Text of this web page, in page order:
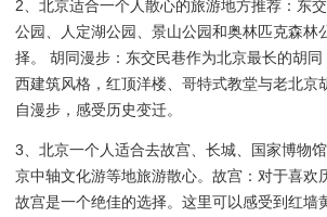
2、北京适合一个人散心的旅游地方推荐：东
公园、人定湖公园、景山公园和奥林匹克森林
择。 胡同漫步：东交民巷作为北京最长的胡同
西建筑风格，红顶洋楼、哥特式教堂与老北京
自漫步，感受历史变迁。
3、北京一个人适合去故宫、长城、国家博物
京中轴文化游等地旅游散心。故宫：对于喜欢
故宫是一个绝佳的选择。这里可以感受到红墙